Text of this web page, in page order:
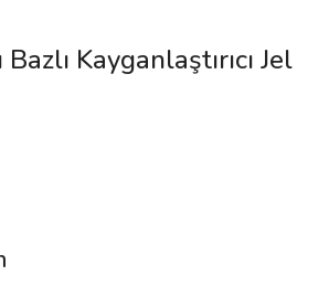
Kayganlaştırıcı Jel